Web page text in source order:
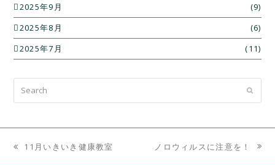
2025年9月
(9)
2025年8月
(6)
2025年7月
(11)
previous
11月いきいき健康教室
next
ノロウィルスに注意を！